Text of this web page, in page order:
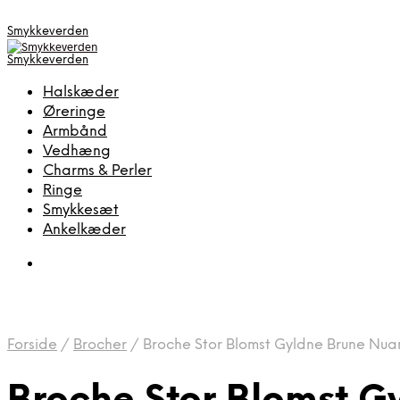
Smykkeverden
Smykkeverden
Halskæder
Øreringe
Armbånd
Vedhæng
Charms & Perler
Ringe
Smykkesæt
Ankelkæder
Forside / Brocher / Broche Stor Blomst Gyldne Brune